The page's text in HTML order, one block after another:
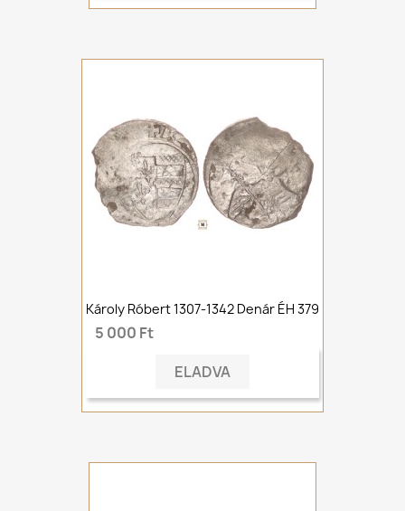
Károly Róbert 1307-1342 Denár ÉH 379
5 000 Ft
ELADVA